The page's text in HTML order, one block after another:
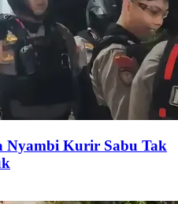
Nyambi Kurir Sabu Tak